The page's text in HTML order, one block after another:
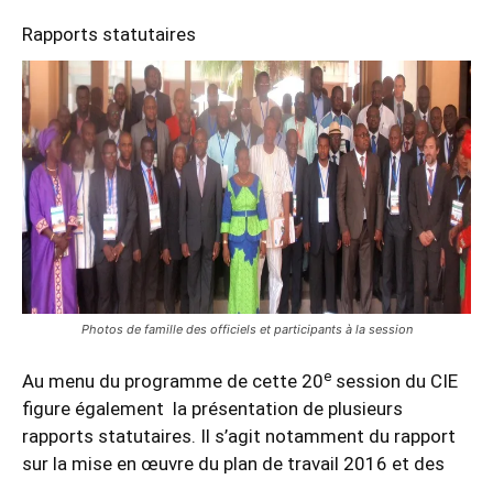
Rapports statutaires
Photos de famille des officiels et participants à la session
Au menu du programme de cette 20e session du CIE
figure également la présentation de plusieurs
rapports statutaires. Il s’agit notamment du rapport
sur la mise en œuvre du plan de travail 2016 et des